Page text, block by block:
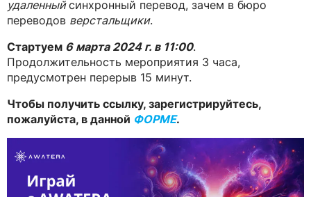
удаленныйсинхронный перевод, зачем в бюро
переводов верстальщики.
Стартуем 6 марта 2024 г. в 11:00.
Продолжительность мероприятия 3 часа,
предусмотрен перерыв 15 минут.
Чтобы получить ссылку, зарегистрируйтесь,
пожалуйста, в данной ФОРМЕ.